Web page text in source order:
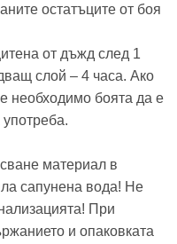
остатъците от боя
от дъжд след 1
слой – 4 часа. Ако
необходимо боята да е
материал в
сапунена вода! Не
При
и опаковката